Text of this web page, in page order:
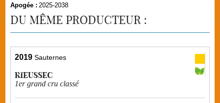
Apogée : 2025-2038
DU MÊME PRODUCTEUR :
2019 Sauternes
RIEUSSEC
1er grand cru classé